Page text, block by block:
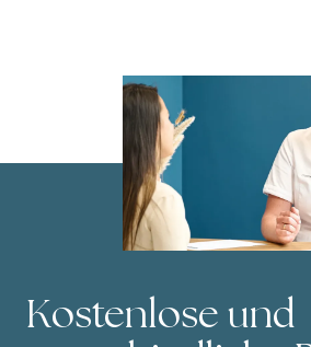
Kostenlose und